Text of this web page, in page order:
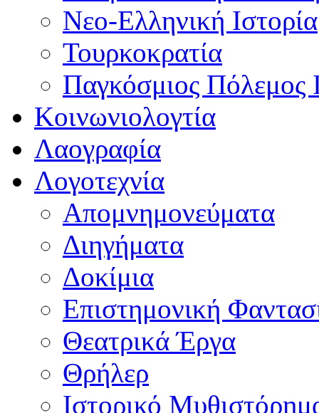
Νεο-Ελληνική Ιστορία
Τουρκοκρατία
Παγκόσμιος Πόλεμος
Κοινωνιολογτία
Λαογραφία
Λογοτεχνία
Απομνημονεύματα
Διηγήματα
Δοκίμια
Επιστημονική
Θεατρικά Έργα
Θρήλερ
Ιστορικό